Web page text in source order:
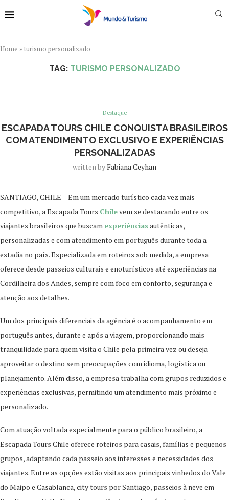
Home »turismo personalizado
TAG: TURISMO PERSONALIZADO
Destaque
ESCAPADA TOURS CHILE CONQUISTA BRASILEIROS
COM ATENDIMENTO EXCLUSIVO E EXPERIÊNCIAS
PERSONALIZADAS
written byFabiana Ceyhan
SANTIAGO, CHILE – Em um mercado turístico cada vez mais
competitivo, a Escapada Tours Chilevem se destacando entre os
viajantes brasileiros que buscam experiências autênticas,
personalizadas e com atendimento em português durante toda a
estadia no país. Especializada em roteiros sob medida, a empresa
oferece desde passeios culturais e enoturísticos até experiências na
Cordilheira dos Andes, sempre com foco em conforto, segurança e
atenção aos detalhes.
Um dos principais diferenciais da agência é o acompanhamento em
português antes, durante e após a viagem, proporcionando mais
tranquilidade para quem visita o Chile pela primeira vez ou deseja
aproveitar o destino sem preocupações com idioma, logística ou
planejamento. Além disso, a empresa trabalha com grupos reduzidos e
experiências exclusivas, permitindo um atendimento mais próximo e
personalizado.
Com atuação voltada especialmente para o público brasileiro, a
Escapada Tours Chile oferece roteiros para casais, famílias e pequenos
grupos, adaptando cada passeio aos interesses e necessidades dos
viajantes. Entre as opções estão visitas aos principais vinhedos do Vale
do Maipo e Casablanca, city tours por Santiago, passeios à neve em